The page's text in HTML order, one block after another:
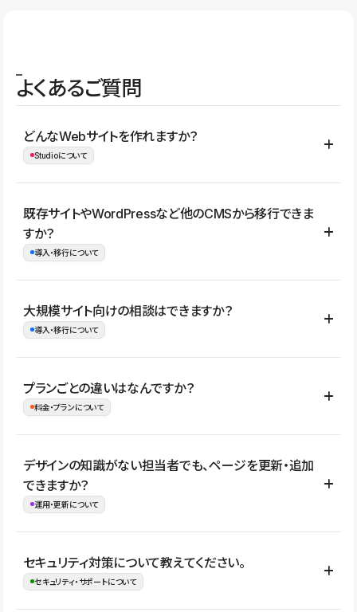
よくあるご質問
どんなWebサイトを作れますか？
Studioについて
コーポレートサイト、サービスサイト、LP、採用サイト、ブロ
グ・メディア、イベントサイト、店舗・商品紹介サイト、ポートフ
ォリオなど幅広く制作できます。
既存サイトやWordPressなど他のCMSから移行できま
すか？
導入・移行について
はい。既存サイトの構成やコンテンツ、URLを整理したうえで、
Studio上に再構築する形で移行できます。 WordPressの場合は、
イト全体のデザインや設定がそのまま移行されるわけではないた
め、移行後にページ構成やデザイン、CMS設計、URL・リダイレク
大規模サイト向けの相談はできますか？
導入・移行について
はい。アクセス規模が大きいサイトや、複数部門での運用、権限管
理、セキュリティ確認、既存システムとの連携など、個別の要件が
ない段階でも、お問い合わせください。
お問合せはこちら
プランごとの違いはなんですか？
料金・プランについて
公開ページ数、バージョン履歴の期間、CMS利用数の上限、権限
管理の有無などがプランごとに異なります。詳しくは料金プランペ
ージをご覧ください。
デザインの知識がない担当者でも、ページを更新・追加
できますか？
運用・更新について
はい。CMSやコンポーネントを活用して更新範囲を設計しておく
ことで、デザインを崩しにくい状態で運用できます。 さらにコン
セキュリティ対策について教えてください。
セキュリティ・サポートについて